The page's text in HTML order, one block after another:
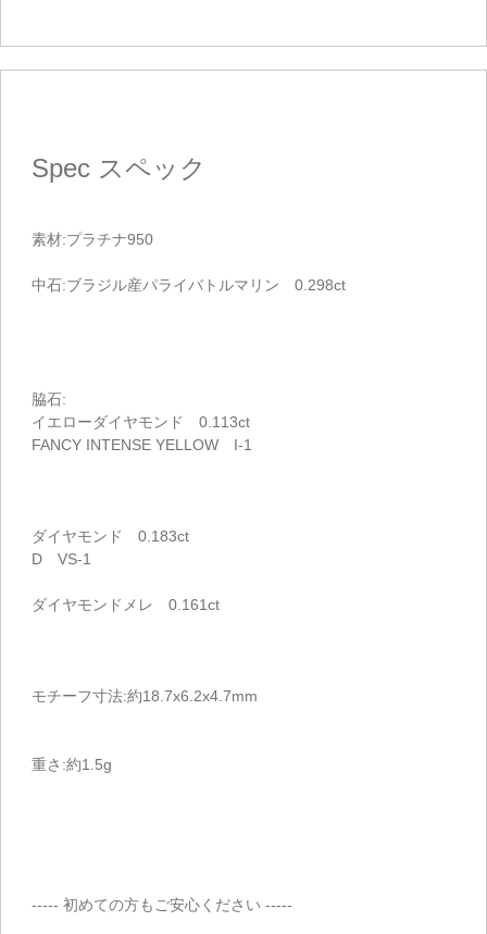
Spec スペック
素材:プラチナ950
中石:ブラジル産パライバトルマリン 0.298ct
脇石:
イエローダイヤモンド 0.113ct
FANCY INTENSE YELLOW I-1
ダイヤモンド 0.183ct
D VS-1
ダイヤモンドメレ 0.161ct
モチーフ寸法:約18.7x6.2x4.7mm
重さ:約1.5g
----- 初めての方もご安心ください -----